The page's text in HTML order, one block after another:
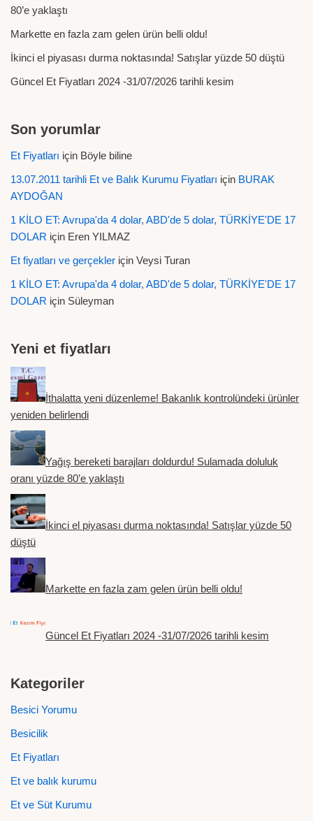
80’e yaklaştı
Markette en fazla zam gelen ürün belli oldu!
İkinci el piyasası durma noktasında! Satışlar yüzde 50 düştü
Güncel Et Fiyatları 2024 -31/07/2026 tarihli kesim
Son yorumlar
Et Fiyatları için Böyle biline
13.07.2011 tarihli Et ve Balık Kurumu Fiyatları için BURAK
AYDOĞAN
1 KİLO ET: Avrupa'da 4 dolar, ABD'de 5 dolar, TÜRKİYE'DE 17
DOLAR için Eren YILMAZ
Et fiyatları ve gerçekler için Veysi Turan
1 KİLO ET: Avrupa'da 4 dolar, ABD'de 5 dolar, TÜRKİYE'DE 17
DOLAR için Süleyman
Yeni et fiyatları
İthalatta yeni düzenleme! Bakanlık kontrolündeki ürünler
yeniden belirlendi
Yağış bereketi barajları doldurdu! Sulamada doluluk
oranı yüzde 80’e yaklaştı
İkinci el piyasası durma noktasında! Satışlar yüzde 50
düştü
Markette en fazla zam gelen ürün belli oldu!
Güncel Et Fiyatları 2024 -31/07/2026 tarihli kesim
Kategoriler
Besici Yorumu
Besicilik
Et Fiyatları
Et ve balık kurumu
Et ve Süt Kurumu